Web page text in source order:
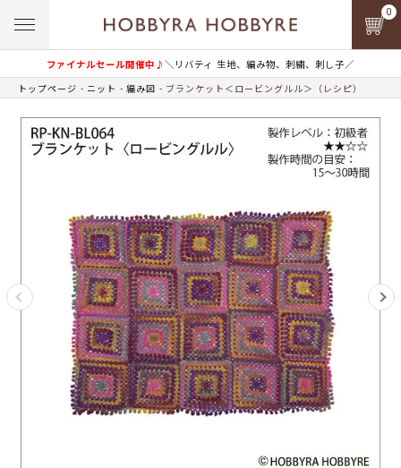
ファイナルセール開催中♪＼リバティ 生地、編み物、刺繍、刺し子／
0
トップページ ニット 編み図 ブランケット＜ロービングルル＞（レシピ）